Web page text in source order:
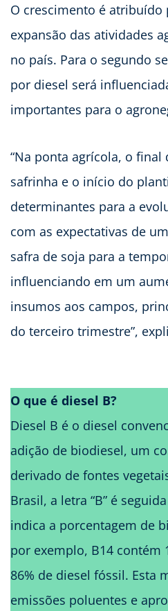
O crescimento é atribuído
expansão das atividades
no país. Para o segundo
por diesel será
importantes para o
“Na ponta agrícola, o
safrinha e o início do
determinantes para a
com as expectativas de
safra de soja para a
influenciando em um
insumos aos campos,
do terceiro trimestre”,
O que é diesel B?
Diesel B é o diesel
adição de biodiesel, um
derivado de fontes
Brasil, a letra “B” é
indica a porcentagem de
por exemplo, B14 contém
86% de diesel fóssil. Esta
emissões poluentes e